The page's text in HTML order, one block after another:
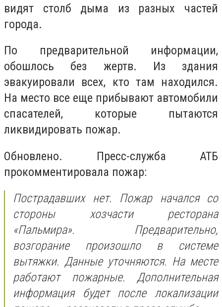
видят столб дыма из разных частей
города.
По предварительной информации,
обошлось без жертв. Из здания
эвакуировали всех, кто там находился.
На место все еще прибывают автомобили
спасателей, которые пытаются
ликвидировать пожар.
Обновлено. Пресс-служба АТБ
прокомментировала пожар:
Пострадавших нет. Пожар начался со
стороны хозчасти ресторана
«Пальмира». Предварительно,
возгорание произошло в системе
вытяжки. Данные уточняются. На месте
работают пожарные. Дополнительная
информация будет после локализации